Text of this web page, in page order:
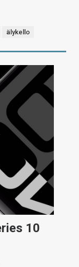
älykello
10